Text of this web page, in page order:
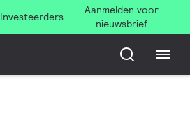
Investeerders
Aanmelden voor
nieuwsbrief